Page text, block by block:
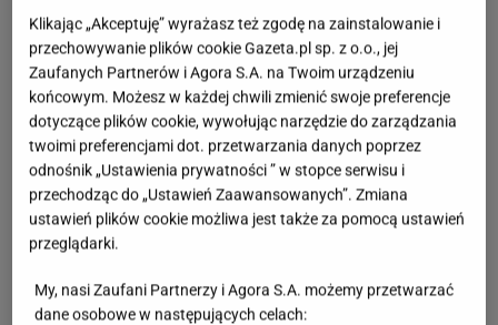
Klikając „Akceptuję” wyrażasz też zgodę na zainstalowanie i
przechowywanie plików cookie Gazeta.pl sp. z o.o., jej
Zaufanych Partnerów i Agora S.A. na Twoim urządzeniu
końcowym. Możesz w każdej chwili zmienić swoje preferencje
dotyczące plików cookie, wywołując narzędzie do zarządzania
twoimi preferencjami dot. przetwarzania danych poprzez
odnośnik „Ustawienia prywatności ” w stopce serwisu i
przechodząc do „Ustawień Zaawansowanych”. Zmiana
ustawień plików cookie możliwa jest także za pomocą ustawień
przeglądarki.
My, nasi Zaufani Partnerzy i Agora S.A. możemy przetwarzać
dane osobowe w następujących celach: